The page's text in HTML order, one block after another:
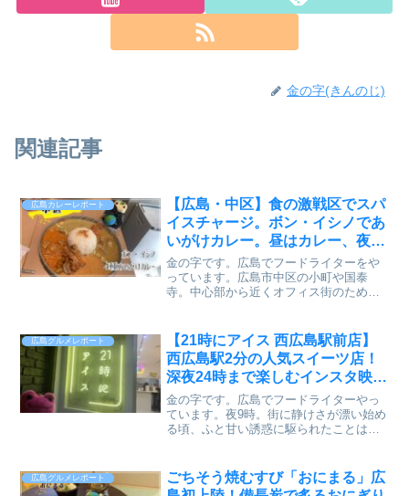
金の字(きんのじ)
関連記事
広島カレーレポート
【広島・中区】食の激戦区でスパ
イスチャージ。ボン・イシノであ
いがけカレー。昼はカレー、夜は
居酒屋の素敵なお店【かえるのピ
クルスと実食レビュー】
金の字です。広島でフードライターをや
っています。広島市中区の小町や国泰
寺。中心部から近くオフィス街のため、
色の背景にメガネと髭のキャラクター。
昼はカレー屋で夜は居酒屋。...
広島グルメレポート
【21時にアイス 西広島駅前店】
西広島駅2分の人気スイーツ店！
深夜24時まで楽しむインスタ映え
デザート
金の字です。広島でフードライターやっ
ています。夜9時。街に静けさが漂い始め
る頃、ふと甘い誘惑に駆られたことはあ
し、遅くなればなるほどカフェは閉ま
り、コンビニのアイスでは...
広島グルメレポート
ごちそう焼むすび「おにまる」広